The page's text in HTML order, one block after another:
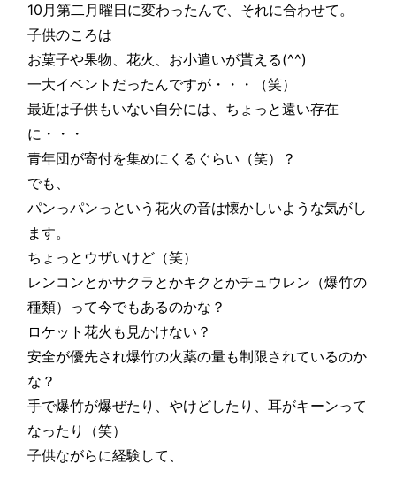
10月第二月曜日に変わったんで、それに合わせて。
子供のころは
お菓子や果物、花火、お小遣いが貰える(^^)
一大イベントだったんですが・・・（笑）
最近は子供もいない自分には、ちょっと遠い存在
に・・・
青年団が寄付を集めにくるぐらい（笑）？
でも、
パンっパンっという花火の音は懐かしいような気がし
ます。
ちょっとウザいけど（笑）
レンコンとかサクラとかキクとかチュウレン（爆竹の
種類）って今でもあるのかな？
ロケット花火も見かけない？
安全が優先され爆竹の火薬の量も制限されているのか
な？
手で爆竹が爆ぜたり、やけどしたり、耳がキーンって
なったり（笑）
子供ながらに経験して、